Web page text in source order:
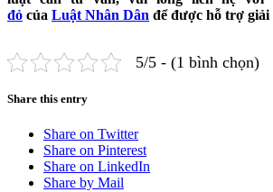
đỏ của Luật Nhân Dân để được hỗ trợ
5/5 - (1 bình chọn)
Share this entry
Share on Twitter
Share on Pinterest
Share on LinkedIn
Share by Mail